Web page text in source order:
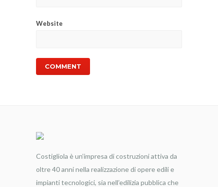
Website
Costigliola è un’impresa di costruzioni attiva da
oltre 40 anni nella realizzazione di opere edili e
impianti tecnologici, sia nell’edilizia pubblica che